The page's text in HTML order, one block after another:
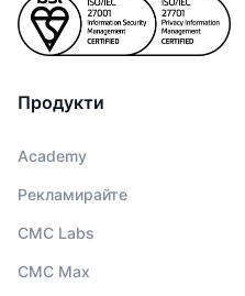
Продукти
Academy
Рекламирайте
CMC Labs
CMC Max